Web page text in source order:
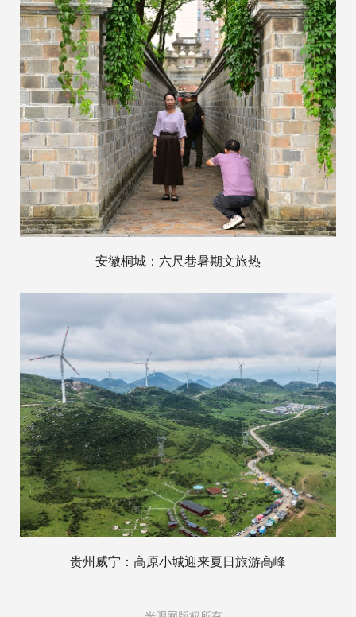
安徽桐城：六尺巷暑期文旅热
贵州威宁：高原小城迎来夏日旅游高峰